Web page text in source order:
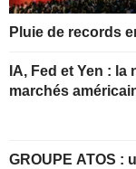
Pluie de records
IA, Fed et Yen :
marchés
GROUPE ATOS : une nouvelle année à